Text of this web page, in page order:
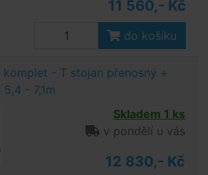
11 560,- Kč
do košíku
komplet - T stojan přenosný +
- 7,1m
Skladem 1 ks
v pondělí u vás
12 830,- Kč